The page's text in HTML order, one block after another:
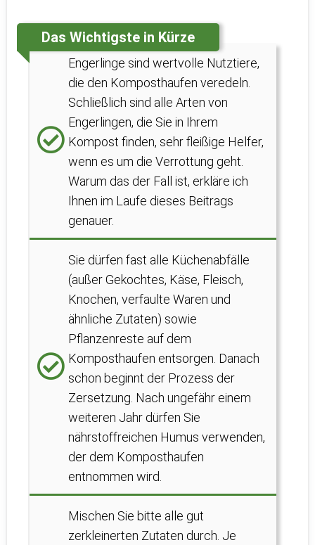
Das Wichtigste in Kürze
Engerlinge sind wertvolle Nutztiere,
die den Komposthaufen veredeln.
Schließlich sind alle Arten von
Engerlingen, die Sie in Ihrem
Kompost finden, sehr fleißige Helfer,
wenn es um die Verrottung geht.
Warum das der Fall ist, erkläre ich
Ihnen im Laufe dieses Beitrags
genauer.
Sie dürfen fast alle Küchenabfälle
(außer Gekochtes, Käse, Fleisch,
Knochen, verfaulte Waren und
ähnliche Zutaten) sowie
Pflanzenreste auf dem
Komposthaufen entsorgen. Danach
schon beginnt der Prozess der
Zersetzung. Nach ungefähr einem
weiteren Jahr dürfen Sie
nährstoffreichen Humus verwenden,
der dem Komposthaufen
entnommen wird.
Mischen Sie bitte alle gut
zerkleinerten Zutaten durch. Je